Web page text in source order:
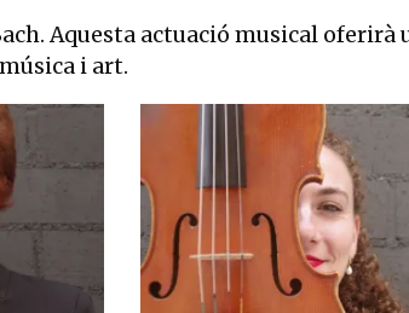
Aquesta actuació musical
i art.